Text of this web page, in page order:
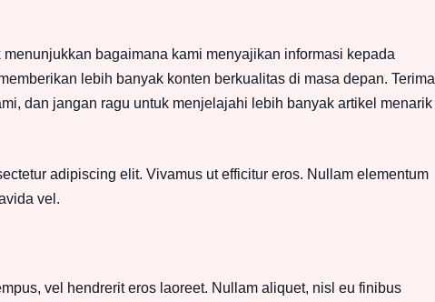
bagaimana kami menyajikan informasi kepada
lebih banyak konten berkualitas di masa depan. Terima
dan jangan ragu untuk menjelajahi lebih banyak artikel menarik
adipiscing elit. Vivamus ut efficitur eros. Nullam elementum
vel.
vel hendrerit eros laoreet. Nullam aliquet, nisl eu finibus